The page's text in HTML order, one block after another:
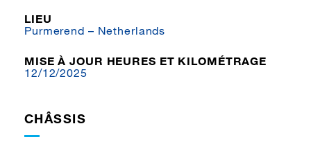
LIEU
Purmerend – Netherlands
MISE À JOUR HEURES ET KILOMÉTRAGE
12/12/2025
CHÂSSIS